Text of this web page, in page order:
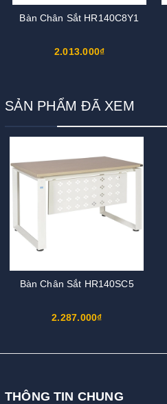
Bàn Chân Sắt HR140C8Y1
2.013.000₫
SẢN PHẨM ĐÃ XEM
Bàn Chân Sắt HR140SC5
2.287.000₫
THÔNG TIN CHUNG